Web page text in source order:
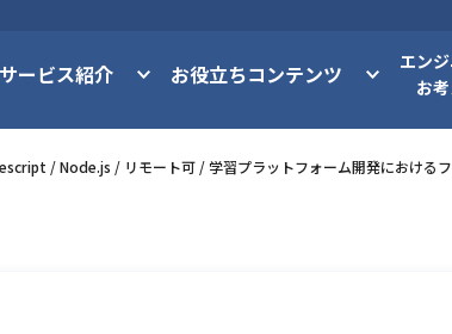
サービス紹介 お役立ちコンテンツ
エン
お
/ Node.js / リモート可 / 学習プラットフォーム開発における